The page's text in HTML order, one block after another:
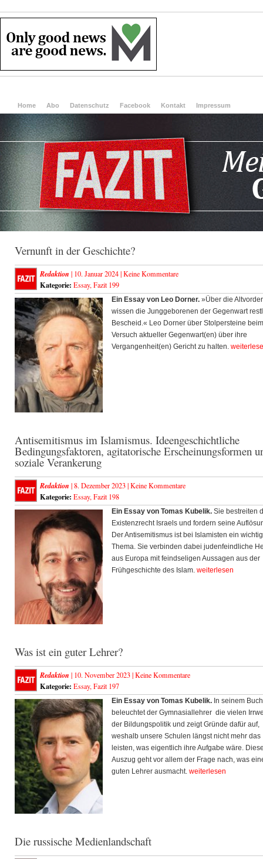
Home Abo Datenschutz Facebook Kontakt Impressum
Vernunft in der Geschichte?
Redaktion | 10. Januar 2024 |Keine Kommentare
Kategorie: Essay, Fazit 199
Ein Essay von Leo Dorner. »Über die
wissen die Junggeborenen der Gegenwart
Bescheid.« Leo Dorner über Stolpersteine beim
Versuch aktueller Gegenwart(en) über ihre
Vergangenheit(en) Gericht zu halten.
Antisemitismus im Islamismus. Ideengeschichtliche
Bedingungsfaktoren, agitatorische Erscheinungsformen
soziale Verankerung
Redaktion | 8. Dezember 2023 |Keine Kommentare
Kategorie: Essay, Fazit 198
Ein Essay von Tomas Kubelik. Sie bestreiten
Existenzrecht Israels und fordern seine
Der Antisemitismus ist bei Islamisten ein
Thema. Sie verbinden dabei judenfeindliche
aus Europa mit feindseligen Aussagen aus der
Frühgeschichte des Islam. weiterlesen
Was ist ein guter Lehrer?
Redaktion | 10. November 2023 |Keine Kommentare
Kategorie: Essay, Fazit 197
Ein Essay von Tomas Kubelik. In seinem Buch
beleuchtet der Gymnasiallehrer die vielen
der Bildungspolitik und zeigt Gründe dafür auf,
weshalb unsere Schulen längst nicht mehr das
leisten, was eigentlich ihre Aufgabe wäre.
Auszug geht vor allem der Frage nach, was
guten Lehrer ausmacht. weiterlesen
Die russische Medienlandschaft